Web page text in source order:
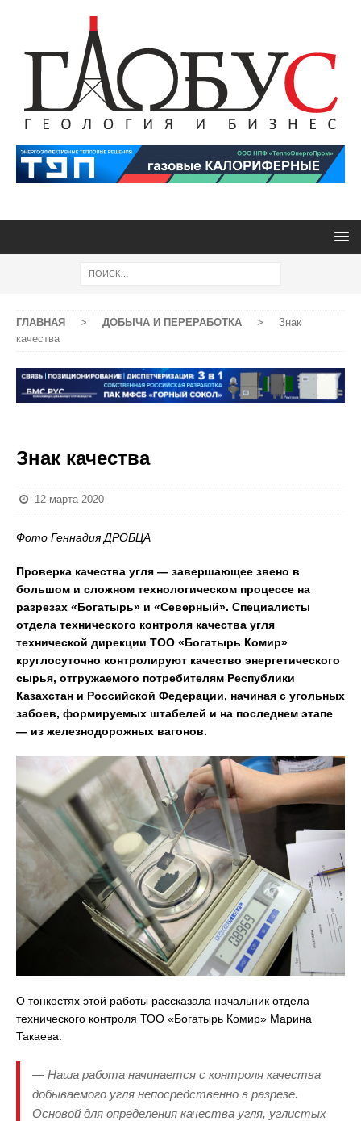
ГЛАВНАЯ > ДОБЫЧА И ПЕРЕРАБОТКА >
Знак
качества
Знак качества
12 марта 2020
Фото Геннадия ДРОБЦА
Проверка качества угля — завершающее звено в
большом и сложном технологическом процессе на
разрезах «Богатырь» и «Северный». Специалисты
отдела технического контроля качества угля
технической дирекции ТОО «Богатырь Комир»
круглосуточно контролируют качество энергетического
сырья, отгружаемого потребителям Республики
Казахстан и Российской Федерации, начиная с угольных
забоев, формируемых штабелей и на последнем этапе
— из железнодорожных вагонов.
О тонкостях этой работы рассказала начальник отдела
технического контроля ТОО «Богатырь Комир» Марина
Такаева:
— Наша работа начинается с контроля качества
добываемого угля непосредственно в разрезе.
Основой для определения качества угля, углистых